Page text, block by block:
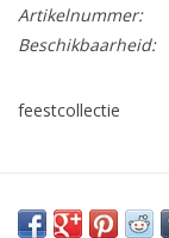
Artikelnummer:
Beschikbaarheid:
feestcollectie